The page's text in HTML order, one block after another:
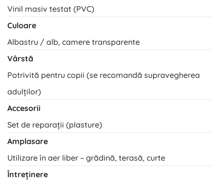
Vinil masiv testat (PVC)
Culoare
Albastru / alb, camere transparente
Vârstă
Potrivită pentru copii (se recomandă supravegherea
adulților)
Accesorii
Set de reparații (plasture)
Amplasare
Utilizare în aer liber – grădină, terasă, curte
Întreținere